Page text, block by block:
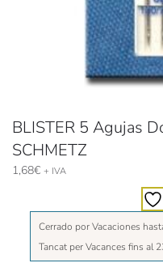
BLISTER 5 Agujas
SCHMETZ
1,68€ + IVA
Cerrado por Vacaciones
Tancat per Vacances fins al